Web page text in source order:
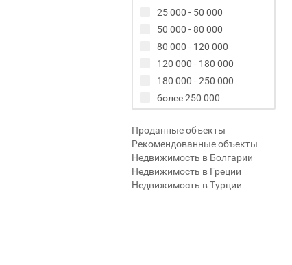
25 000 - 50 000
50 000 - 80 000
80 000 - 120 000
120 000 - 180 000
180 000 - 250 000
более 250 000
Проданные объекты
Рекомендованные объекты
Недвижимость в Болгарии
Недвижимость в Греции
Недвижимость в Турции